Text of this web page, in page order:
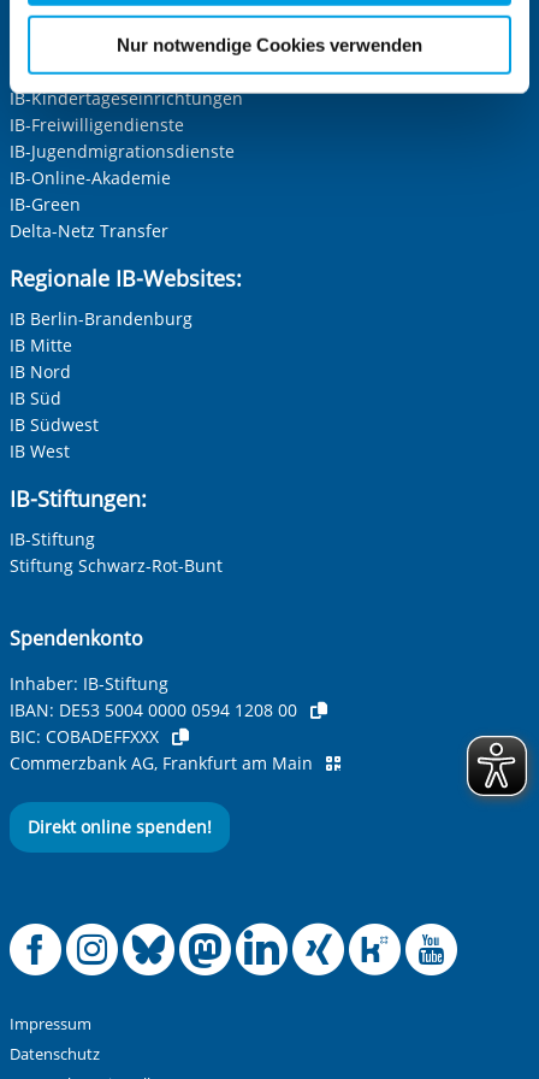
Cookies, die erforderlich zur Bereitstellung der von Ihnen
aufgerufenen und somit gewünschten Website-
Funktionen sind. Diese Cookies setzen wir aufgrund
berechtigter Interessen und daher unabhängig von einer
Einwilligung.
Nur notwendige Cookies verwenden
Die Internationale Arbeit des IB
IB-Personalentwicklung
IB-Schulen
IB-Kindertageseinrichtungen
IB-Freiwilligendienste
IB-Jugendmigrationsdienste
IB-Online-Akademie
IB-Green
Delta-Netz Transfer
Regionale IB-Websites:
IB Berlin-Brandenburg
IB Mitte
IB Nord
IB Süd
IB Südwest
IB West
IB-Stiftungen:
IB-Stiftung
Stiftung Schwarz-Rot-Bunt
Spendenkonto
Inhaber: IB-Stiftung
IBAN: DE53 5004 0000 0594 1208 00
BIC: COBADEFFXXX
Commerzbank AG, Frankfurt am Main
Direkt online spenden!
Offizielle
Offizielle
Offizielle
Offizielle
Offizielle
Impressum
Datenschutz